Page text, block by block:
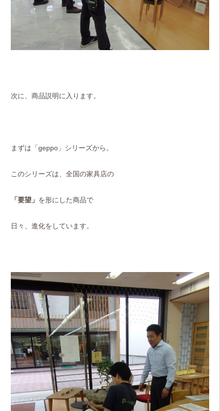
次に、商品説明に入ります。
まずは「geppo」シリーズから。
このシリーズは、全国の家具店の
「要望」 を形にした商品で
日々、進化をしています。